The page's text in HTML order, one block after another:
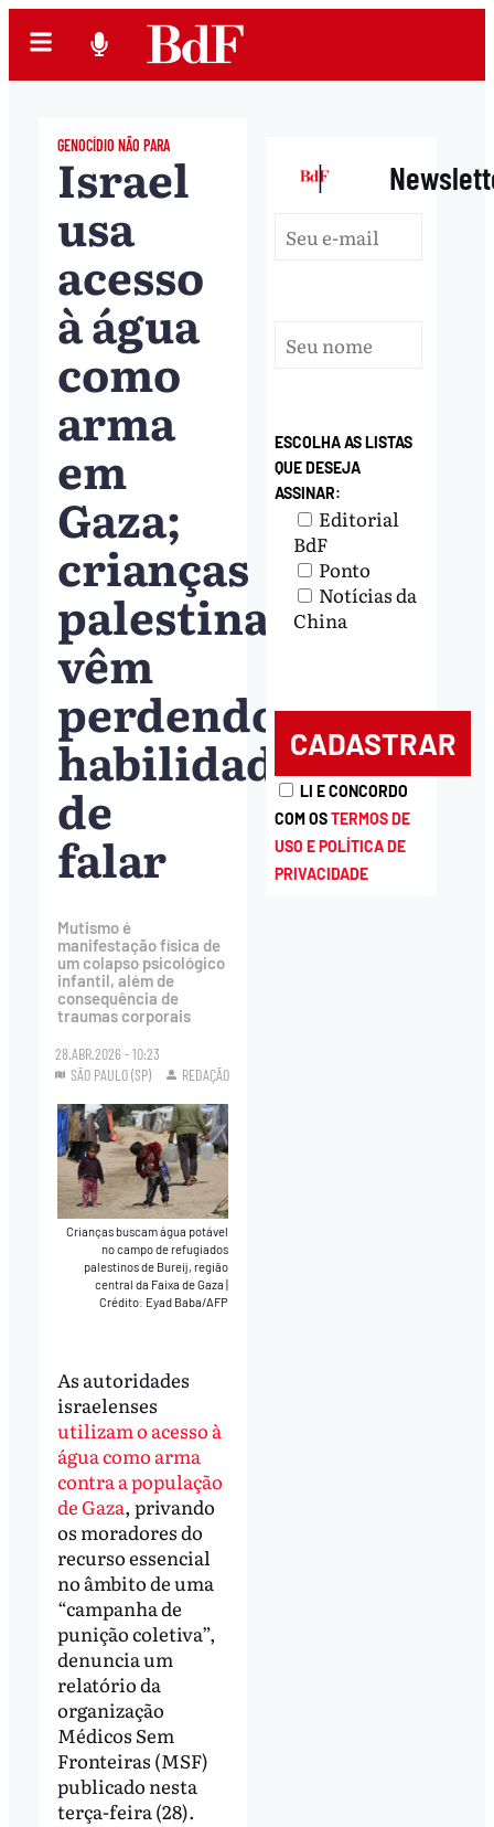
GENOCÍDIO NÃO PARA
Israel
usa
acesso
à água
como
arma
em
Gaza;
crianças
palestinas
vêm
perdendo
habilidade
de
falar
Mutismo é
manifestação física de
um colapso psicológico
infantil, além de
consequência de
traumas corporais
28.ABR.2026 - 10:23
SÃO PAULO (SP)
REDAÇÃO
Crianças buscam água potável
no campo de refugiados
palestinos de Bureij, região
central da Faixa de Gaza|
Crédito: Eyad Baba/AFP
As autoridades
israelenses
utilizam o acesso à
água como arma
contra a população
de Gaza, privando
os moradores do
recurso essencial
no âmbito de uma
“campanha de
punição coletiva”,
denuncia um
relatório da
organização
Médicos Sem
Fronteiras (MSF)
publicado nesta
terça-feira (28).
|
ESCOLHA AS LISTAS
QUE DESEJA
ASSINAR:
Editorial
BdF
Ponto
Notícias da
China
LI E CONCORDO
COM OSTERMOS DE
USO E POLÍTICA DE
PRIVACIDADE